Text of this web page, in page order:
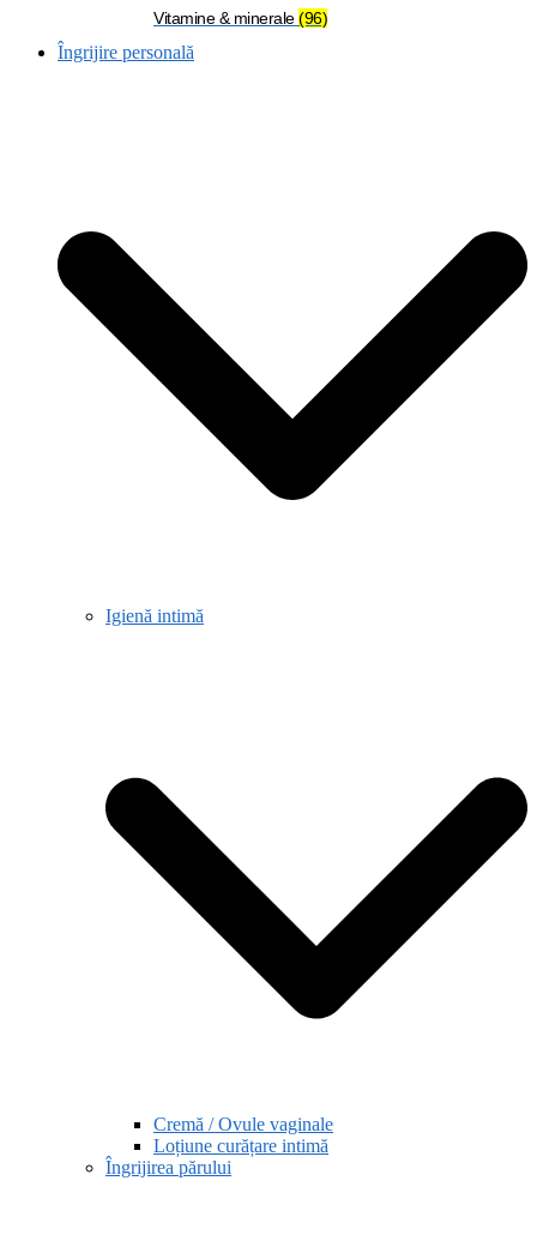
Vitamine & minerale(96)
Îngrijire personală
Igienă intimă
Cremă / Ovule vaginale
Loțiune curățare intimă
Îngrijirea părului